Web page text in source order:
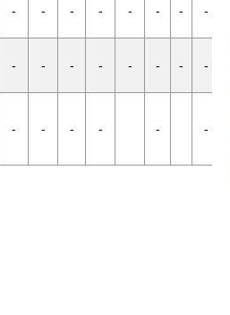
- - - - - - - -
- - - - - - - -
- - - - - -